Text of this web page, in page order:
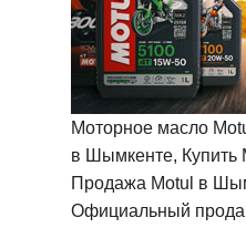
Моторное масло
в Шымкенте, Купить
Продажа Motul в
Официальный